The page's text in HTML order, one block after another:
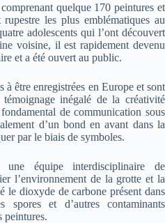
quelque 170 peintures et
les plus emblématiques au
adolescents qui l’ont découvert
voisine, il est rapidement devenu
et a été ouvert au public.
à être enregistrées en Europe et sont
inégalé de la créativité
de communication sous
d’un bond en avant dans la
par le biais de symboles.
équipe interdisciplinaire de
l’environnement de la grotte et la
le dioxyde de carbone présent dans
et d’autres contaminants
peintures.